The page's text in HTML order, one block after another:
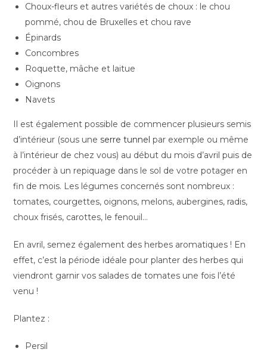
Choux-fleurs et autres variétés de choux : le chou
pommé, chou de Bruxelles et chou rave
Épinards
Concombres
Roquette, mâche et laitue
Oignons
Navets
Il est également possible de commencer plusieurs semis
d’intérieur (sous une serre tunnel par exemple ou même
à l’intérieur de chez vous) au début du mois d’avril puis de
procéder à un repiquage dans le sol de votre potager en
fin de mois. Les légumes concernés sont nombreux :
tomates, courgettes, oignons, melons, aubergines, radis,
choux frisés, carottes, le fenouil…
En avril, semez également des herbes aromatiques ! En
effet, c’est la période idéale pour planter des herbes qui
viendront garnir vos salades de tomates une fois l’été
venu !
Plantez :
Persil